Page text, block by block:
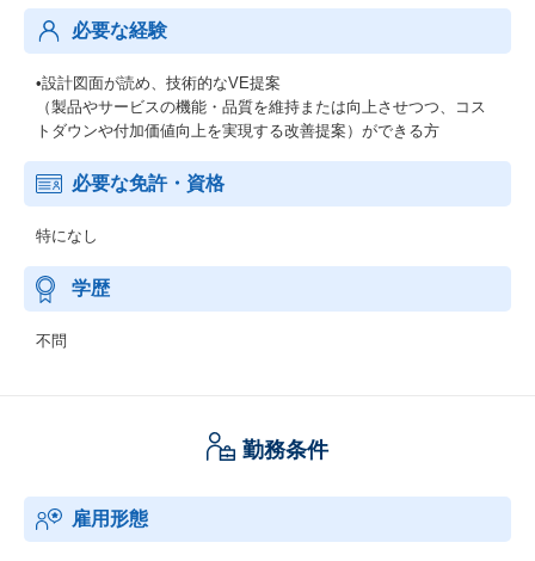
必要な経験
•設計図面が読め、技術的なVE提案
（製品やサービスの機能・品質を維持または向上させつつ、コス
トダウンや付加価値向上を実現する改善提案）ができる方
必要な免許・資格
特になし
学歴
不問
勤務条件
雇用形態